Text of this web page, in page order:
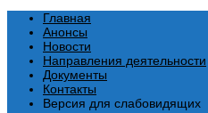
Главная
Анонсы
Новости
Направления деятельности
Документы
Контакты
Версия для слабовидящих